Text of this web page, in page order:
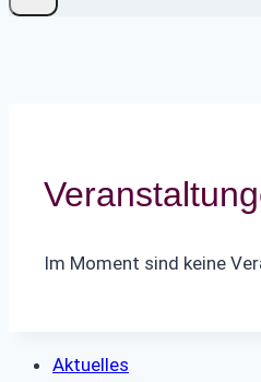
Im Moment sind keine
Aktuelles